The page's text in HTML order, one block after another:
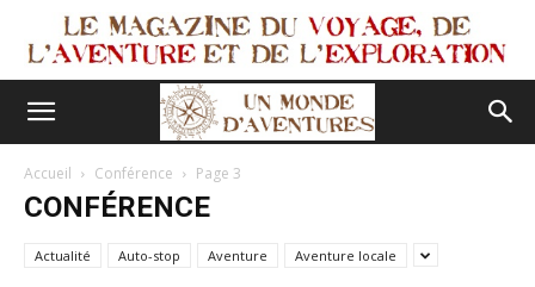
Accueil Conférence Page 3
CONFÉRENCE
Actualité Auto-stop Aventure Aventure locale